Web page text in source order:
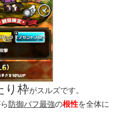
り枠がスルズです。
防御バフ最強の根性を全体に